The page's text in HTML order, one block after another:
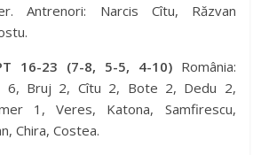
Antrenori: Narcis Cîtu, Răzvan
16-23 (7-8, 5-5, 4-10)România:
6, Bruj 2, Cîtu 2, Bote 2, Dedu 2,
1, Veres, Katona, Samfirescu,
Chira, Costea.